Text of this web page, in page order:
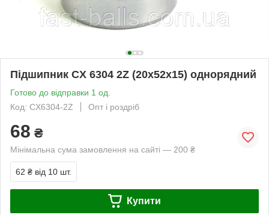
Підшипник CX 6304 2Z (20x52x15) однорядний
Готово до відправки 1 од.
Код: CX6304-2Z
Опт і роздріб
68 ₴
Мінімальна сума замовлення на сайті — 200 ₴
62 ₴ від 10 шт.
Купити